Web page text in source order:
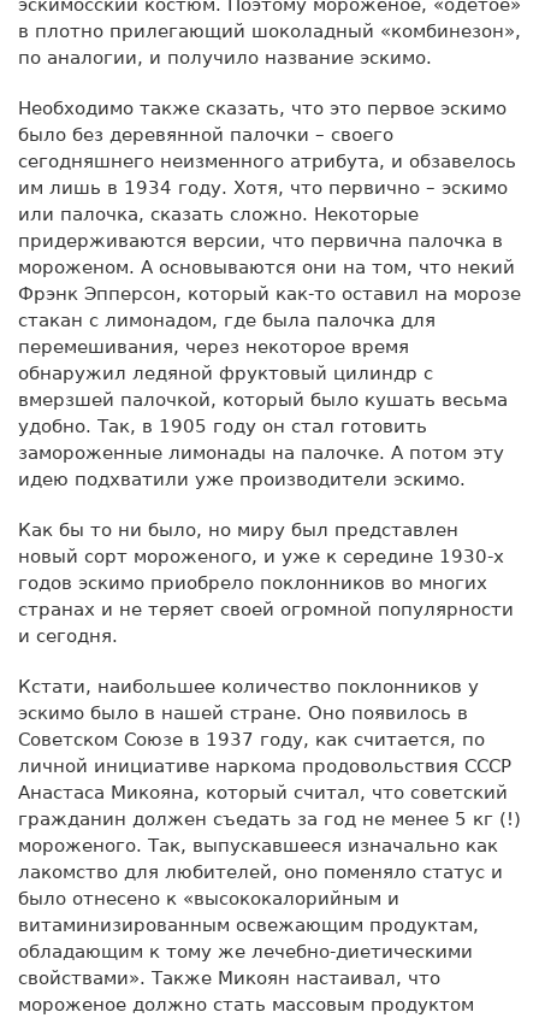
в плотно прилегающий шоколадный «комбинезон»,
по аналогии, и получило название эскимо.
Необходимо также сказать, что это первое эскимо
было без деревянной палочки – своего
сегодняшнего неизменного атрибута, и обзавелось
им лишь в 1934 году. Хотя, что первично – эскимо
или палочка, сказать сложно. Некоторые
придерживаются версии, что первична палочка в
мороженом. А основываются они на том, что некий
Фрэнк Эпперсон, который как-то оставил на морозе
стакан с лимонадом, где была палочка для
перемешивания, через некоторое время
обнаружил ледяной фруктовый цилиндр с
вмерзшей палочкой, который было кушать весьма
удобно. Так, в 1905 году он стал готовить
замороженные лимонады на палочке. А потом эту
идею подхватили уже производители эскимо.
Как бы то ни было, но миру был представлен
новый сорт мороженого, и уже к середине 1930-х
годов эскимо приобрело поклонников во многих
странах и не теряет своей огромной популярности
и сегодня.
Кстати, наибольшее количество поклонников у
эскимо было в нашей стране. Оно появилось в
Советском Союзе в 1937 году, как считается, по
личной инициативе наркома продовольствия СССР
Анастаса Микояна, который считал, что советский
гражданин должен съедать за год не менее 5 кг (!)
мороженого. Так, выпускавшееся изначально как
лакомство для любителей, оно поменяло статус и
было отнесено к «высококалорийным и
витаминизированным освежающим продуктам,
обладающим к тому же лечебно-диетическими
свойствами». Также Микоян настаивал, что
мороженое должно стать массовым продуктом